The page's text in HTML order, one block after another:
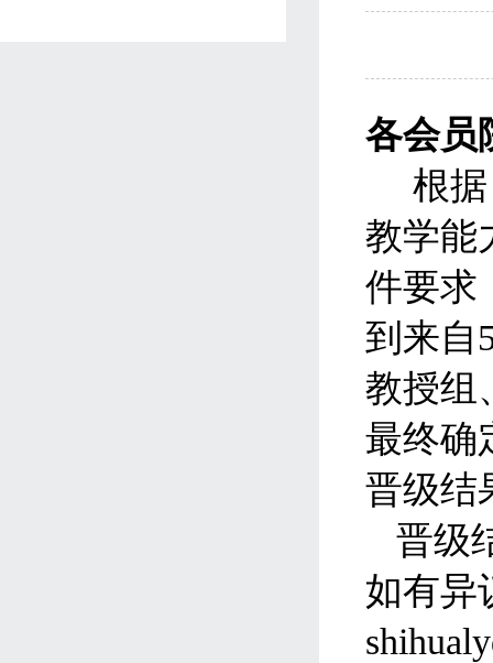
各会员
根
教学能
件要求
到来自
教授组
最终确
晋级结
晋级
如有异